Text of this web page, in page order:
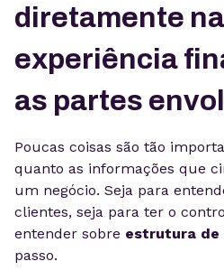
diretamente na
experiência
as partes
Poucas coisas são tão
quanto as informações que
um negócio. Seja para
clientes, seja para ter o
entender sobre estrutura de
passo.